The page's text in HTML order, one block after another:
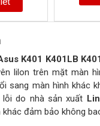
K401 K401LB
lilon trên mặt màn
sang màn hình khác
do nhà sản xuất
đảm bảo không